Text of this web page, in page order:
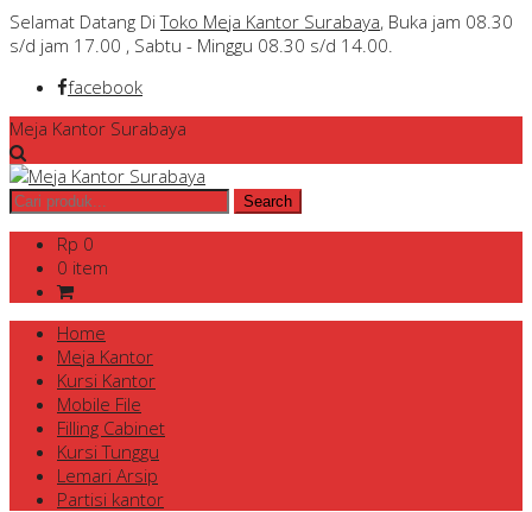
Selamat Datang DiToko Meja Kantor Surabaya, Buka jam 08.30
s/d jam 17.00 , Sabtu - Minggu 08.30 s/d 14.00.
facebook
Meja Kantor Surabaya
Rp 0
0 item
Home
Meja Kantor
Kursi Kantor
Mobile File
Filling Cabinet
Kursi Tunggu
Lemari Arsip
Partisi kantor